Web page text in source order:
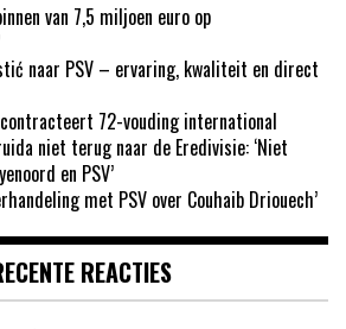
van 7,5 miljoen euro op
naar PSV – ervaring, kwaliteit en direct
contracteert 72-vouding international
niet terug naar de Eredivisie: ‘Niet
en PSV’
met PSV over Couhaib Driouech’
REACTIES